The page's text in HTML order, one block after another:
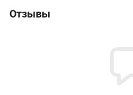
Отзывы